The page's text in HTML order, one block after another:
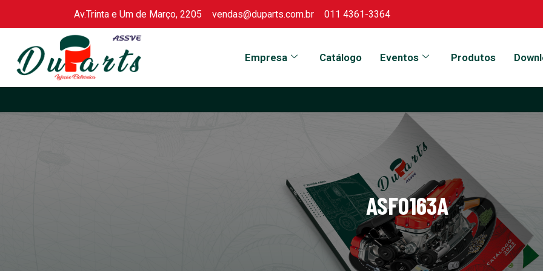
content
Av.Trinta e Um de Março, 2205 vendas@duparts.com.br 011 4361-3364
Empresa Catálogo Eventos Produtos
ASF0163A